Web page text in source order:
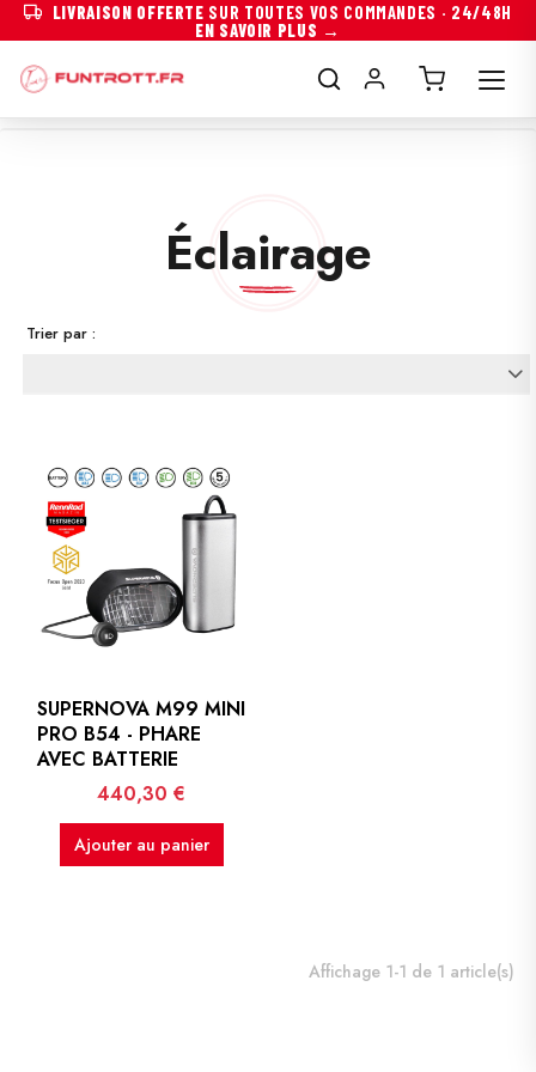
LIVRAISON OFFERTE SUR TOUTES VOS COMMANDES · 24/48H
EN SAVOIR PLUS →
Éclairage
Trier par :
SUPERNOVA M99 MINI
PRO B54 - PHARE
AVEC BATTERIE
Prix
440,30 €
Ajouter au panier
Affichage 1-1 de 1 article(s)